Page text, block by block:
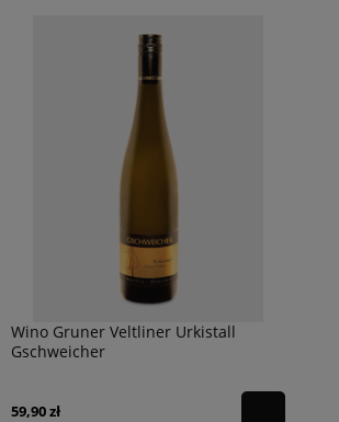
Wino Gruner Veltliner Urkistall
Gschweicher
59,90 zł